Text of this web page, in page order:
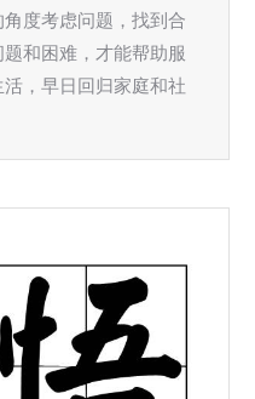
度考虑问题，找到合
和困难，才能帮助服
，早日回归家庭和社